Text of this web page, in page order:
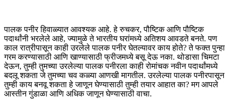
पालक पनीर हिवाळ्यात आवश्यक आहे. हे रुचकर, पौष्टिक आणि पौष्टिक
पदार्थांनी भरलेले आहे, ज्यामुळे ते भारतीय घरांमध्ये अतिशय आवडते बनते. पण
काल ​​रात्रीपासून काही उरलेले पालक पनीर घेतल्यावर काय होते? ते फक्त पुन्हा
गरम करण्यासाठी आणि खाण्यासाठी फ्रीजमध्ये बसू देऊ नका. थोडासा चिमटा
देऊन, तुम्ही तुमच्या उरलेल्या पालक पनीरला काही रोमांचक नवीन पदार्थांमध्ये
बदलू शकता जे तुमच्या चव कळ्या आणखी मागतील. उरलेल्या पालक पनीरपासून
तुम्ही काय बनवू शकता हे जाणून घेण्यासाठी तुम्ही तयार आहात का? मग आपले
आस्तीन गुंडाळा आणि अधिक जाणून घेण्यासाठी वाचा.